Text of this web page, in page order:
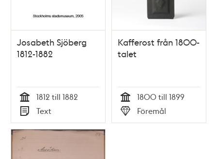
Josabeth Sjöberg
1812-1882
Tid
1812 till 1882
Typ
Text
Kafferost från 1800-
talet
Tid
1800 till 1899
Typ
Föremål